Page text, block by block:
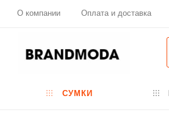
О компании Оплата и доставка
СУМКИ